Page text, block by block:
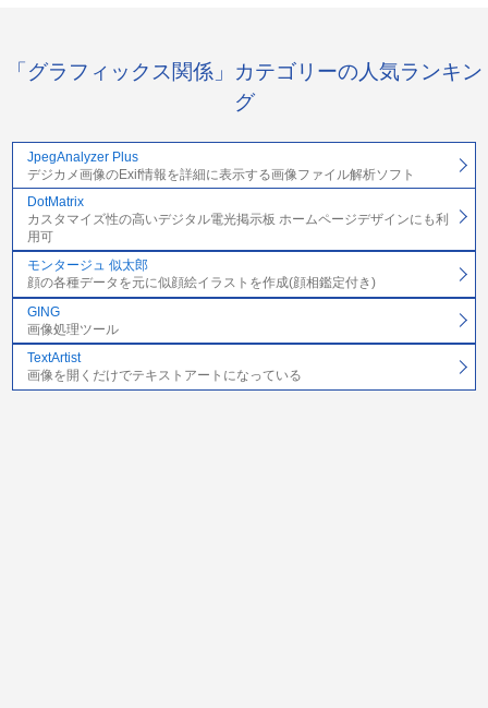
「グラフィックス関係」カテゴリーの人気ランキン
グ
JpegAnalyzer Plus
デジカメ画像のExif情報を詳細に表示する画像ファイル解析ソフト
DotMatrix
カスタマイズ性の高いデジタル電光掲示板 ホームページデザインにも利
用可
モンタージュ 似太郎
顔の各種データを元に似顔絵イラストを作成(顔相鑑定付き)
GING
画像処理ツール
TextArtist
画像を開くだけでテキストアートになっている